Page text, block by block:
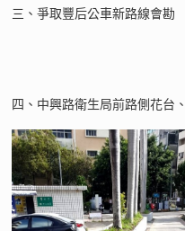
三、爭取豐后公車新路線會勘
四、中興路衛生局前路側花台